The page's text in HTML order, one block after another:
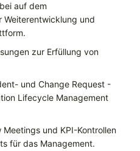
auf dem
Weiterentwicklung und
zur Erfüllung von
und Change Request -
Lifecycle Management
Meetings und KPI-Kontrollen
für das Management.